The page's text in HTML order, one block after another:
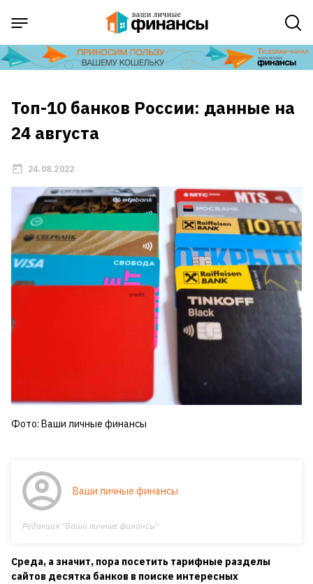
Топ-10 банков России: данные на
24 августа
24.08.2022
Фото: Ваши личные финансы
Ваши личные финансы
Редакция "Ваши личные финансы"
Среда, а значит, пора посетить тарифные разделы
сайтов десятка банков в поиске интересных